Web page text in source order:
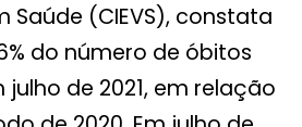
Saúde (CIEVS), constata
do número de óbitos
de 2021, em relação